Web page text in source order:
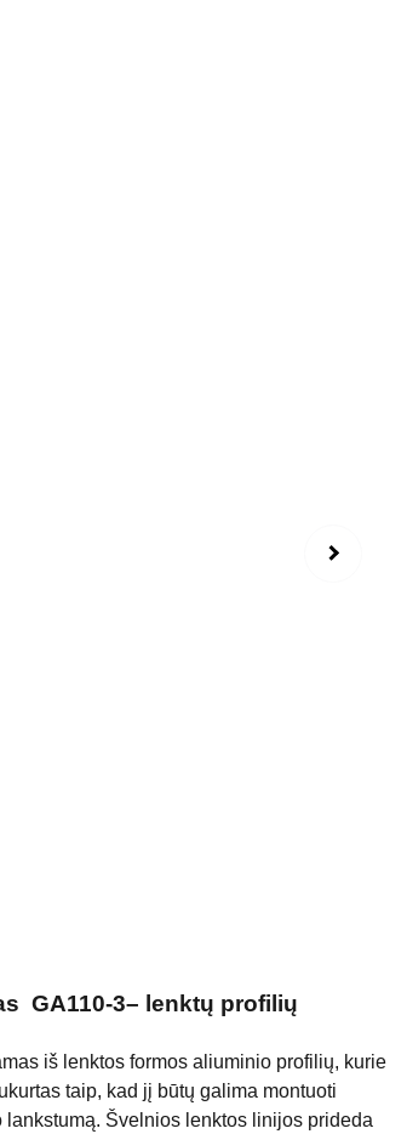
GA110-3– lenktų profilių
iš lenktos formos aliuminio profilių, kurie
taip, kad jį būtų galima montuoti
Švelnios lenktos linijos prideda